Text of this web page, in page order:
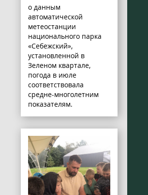
о данным
автоматической
метеостанции
национального парка
«Себежский»,
установленной в
Зеленом квартале,
погода в июле
соответствовала
средне-многолетним
показателям.